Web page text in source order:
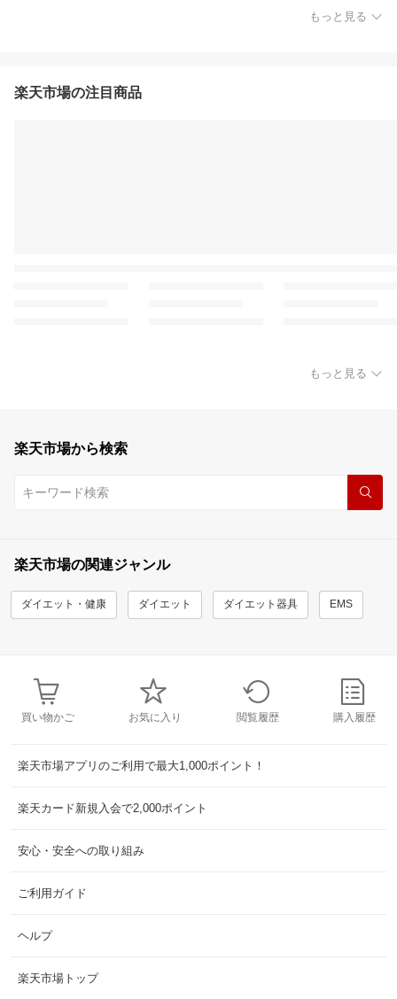
もっと見る
楽天市場の注目商品
もっと見る
楽天市場から検索
楽天市場の関連ジャンル
ダイエット・健康 ダイエット ダイエット器具 EMS
買い物かご お気に入り 閲覧履歴 購入履歴
楽天市場アプリのご利用で最大1,000ポイント！
楽天カード新規入会で2,000ポイント
安心・安全への取り組み
ご利用ガイド
ヘルプ
楽天市場トップ